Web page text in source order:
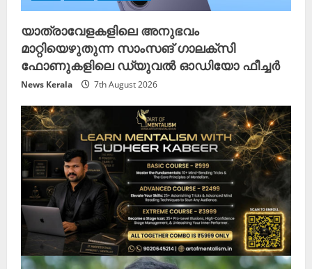
യാത്രാവേളകളിലെ അനുഭവം
മാറ്റിയെഴുതുന്ന സാംസങ് ഗാലക്‌സി
ഫോണുകളിലെ ഡ്യുവൽ ഓഡിയോ ഫീച്ചർ
News Kerala 7th August 2026